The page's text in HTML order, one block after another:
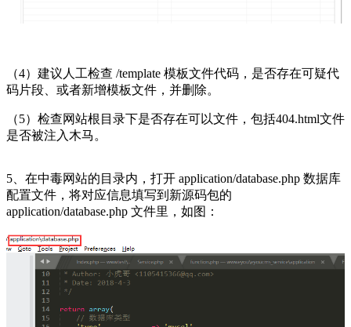
（4）建议人工检查 /template 模板文件代码，是否存在可疑代
码片段、或者新增模板文件，并删除。
（5）检查网站根目录下是否存在可以文件，包括404.html文件
是否被注入木马。
5、在中毒网站的目录内，打开 application/database.php 数据库
配置文件，将对应信息填写到新源码包的
application/database.php 文件里，如图：